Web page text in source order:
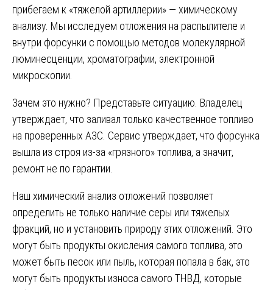
прибегаем к «тяжелой артиллерии» — химическому
анализу. Мы исследуем отложения на распылителе и
внутри форсунки с помощью методов молекулярной
люминесценции, хроматографии, электронной
микроскопии.
Зачем это нужно? Представьте ситуацию. Владелец
утверждает, что заливал только качественное топливо
на проверенных АЗС. Сервис утверждает, что форсунка
вышла из строя из-за «грязного» топлива, а значит,
ремонт не по гарантии.
Наш химический анализ отложений позволяет
определить не только наличие серы или тяжелых
фракций, но и установить природу этих отложений. Это
могут быть продукты окисления самого топлива, это
может быть песок или пыль, которая попала в бак, это
могут быть продукты износа самого ТНВД, которые